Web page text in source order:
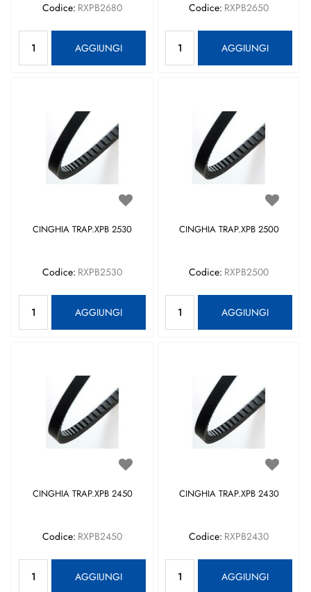
Codice: RXPB2680
AGGIUNGI
Codice: RXPB2650
AGGIUNGI
CINGHIA TRAP.XPB 2530
Codice: RXPB2530
AGGIUNGI
CINGHIA TRAP.XPB 2500
Codice: RXPB2500
AGGIUNGI
CINGHIA TRAP.XPB 2450
Codice: RXPB2450
AGGIUNGI
CINGHIA TRAP.XPB 2430
Codice: RXPB2430
AGGIUNGI